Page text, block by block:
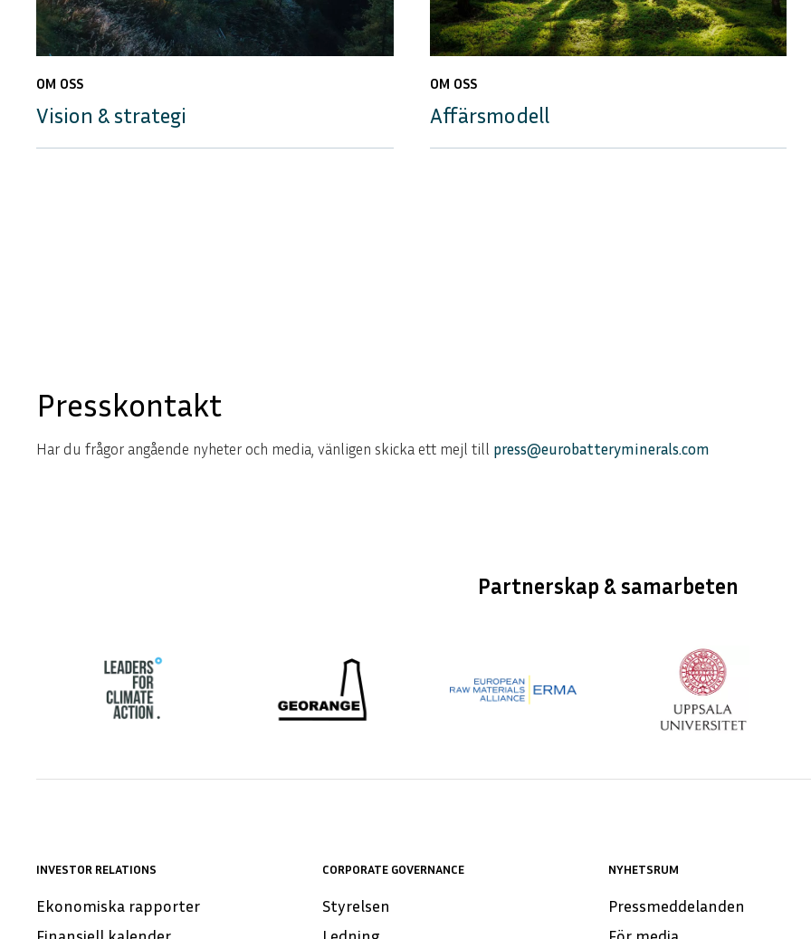
OM OSS
Vision & strategi
OM OSS
Affärsmodell
Presskontakt
Har du frågor angående nyheter och media, vänligen skicka ett mejl till press@eurobatteryminerals.com
Partnerskap & samarbeten
INVESTOR RELATIONS
Ekonomiska rapporter
CORPORATE GOVERNANCE
Styrelsen
NYHETSRUM
Pressmeddelanden